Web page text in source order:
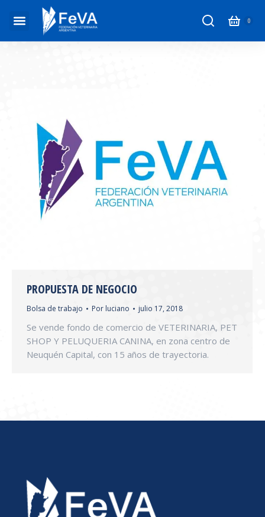
PROPUESTA DE NEGOCIO
Bolsa de trabajo Por luciano julio 17, 2018
Se vende fondo de comercio de VETERINARIA, PET
SHOP Y PELUQUERIA CANINA, en zona centro de
Neuquén Capital, con 15 años de trayectoria.